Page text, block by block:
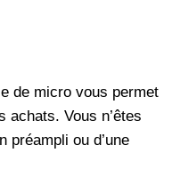
de micro vous permet
achats. Vous n’êtes
préampli ou d’une